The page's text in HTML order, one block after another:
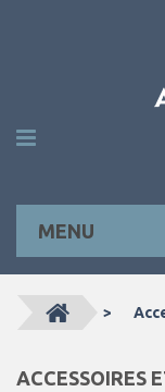
MENU
>
ACCESSOIRES